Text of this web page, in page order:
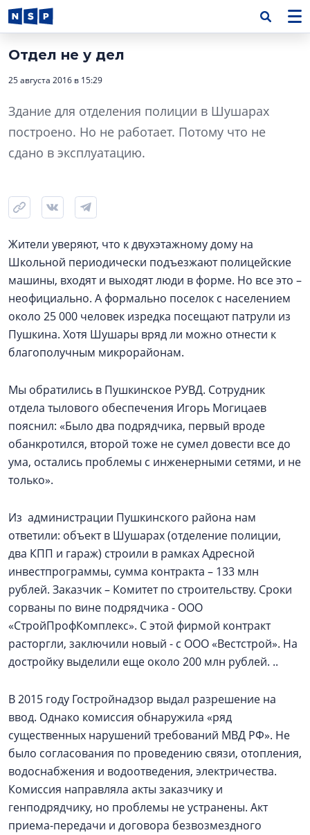
Отдел не у дел
25 августа 2016 в 15:29
Здание для отделения полиции в Шушарах
построено. Но не работает. Потому что не
сдано в эксплуатацию.
Жители уверяют, что к двухэтажному дому на
Школьной периодически подъезжают полицейские
машины, входят и выходят люди в форме. Но все это –
неофициально. А формально поселок с населением
около 25 000 человек изредка посещают патрули из
Пушкина. Хотя Шушары вряд ли можно отнести к
благополучным микрорайонам.
Мы обратились в Пушкинское РУВД. Сотрудник
отдела тылового обеспечения Игорь Могицаев
пояснил: «Было два подрядчика, первый вроде
обанкротился, второй тоже не сумел довести все до
ума, остались проблемы с инженерными сетями, и не
только».
Из администрации Пушкинского района нам
ответили: объект в Шушарах (отделение полиции,
два КПП и гараж) строили в рамках Адресной
инвестпрограммы, сумма контракта – 133 млн
рублей. Заказчик – Комитет по строительству. Сроки
сорваны по вине подрядчика - ООО
«СтройПрофКомплекс». С этой фирмой контракт
расторгли, заключили новый - с ООО «Вестстрой». На
достройку выделили еще около 200 млн рублей. ..
В 2015 году Гостройнадзор выдал разрешение на
ввод. Однако комиссия обнаружила «ряд
существенных нарушений требований МВД РФ». Не
было согласования по проведению связи, отопления,
водоснабжения и водоотведения, электричества.
Комиссия направляла акты заказчику и
генподрядчику, но проблемы не устранены. Акт
приема-передачи и договора безвозмездного